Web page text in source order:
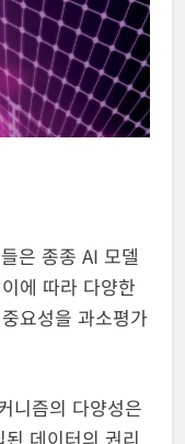
은 종종 AI 모델
에 따라 다양한
요성을 과소평가
니즘의 다양성은
데이터의 권리